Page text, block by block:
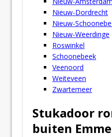
Nieuw-Dordrecht
Nieuw-
Nieuw-Weerdinge
Roswinkel
Schoonebeek
Veenoord
Weiteveen
Zwartemeer
Stukadoor
buiten